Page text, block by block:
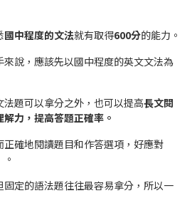
國中程度的文法就有取得600分的能力。
說，應該先以國中程度的英文文法為
題可以拿分之外，也可以提高長文閱
力，提高答題正確率。
確地閱讀題目和作答選項，好應對
。
固定的語法題往往最容易拿分，所以一